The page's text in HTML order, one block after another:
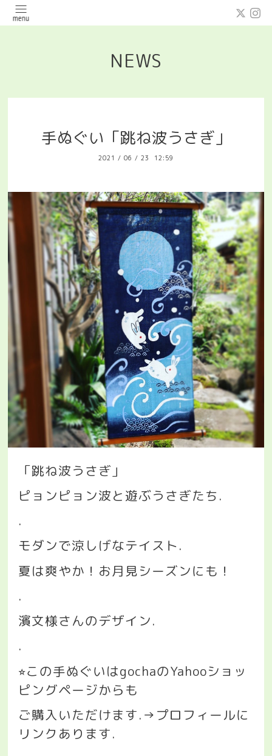
NEWS
手ぬぐい「跳ね波うさぎ」
2021 / 06 / 23 12:59
「跳ね波うさぎ」
ピョンピョン波と遊ぶうさぎたち.
.
モダンで涼しげなテイスト.
夏は爽やか！お月見シーズンにも！
.
濱文様さんのデザイン.
.
⭐︎この手ぬぐいはgochaのYahooショッ
ピングページからも
ご購入いただけます.→ プロフィールに
リンクあります.